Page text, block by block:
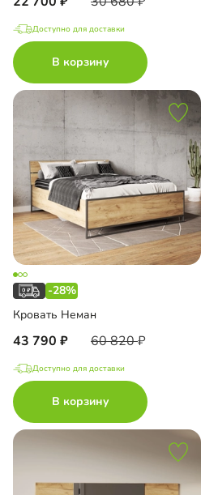
Доступно для доставки
В корзину
-28%
Кровать Неман
43 790 60 820
Доступно для доставки
В корзину